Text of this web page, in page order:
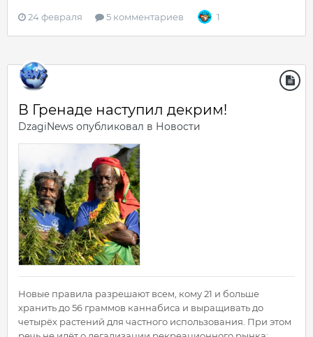
24 февраля 5 комментариев 1
В Гренаде наступил декрим!
DzagiNews опубликовал в Новости
Новые правила разрешают всем, кому 21 и больше
хранить до 56 граммов каннабиса и выращивать до
четырёх растений для частного использования. При этом